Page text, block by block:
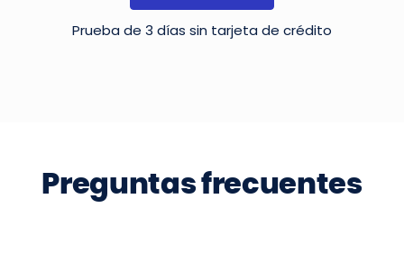
Prueba de 3 días sin tarjeta de crédito
Preguntas frecuentes